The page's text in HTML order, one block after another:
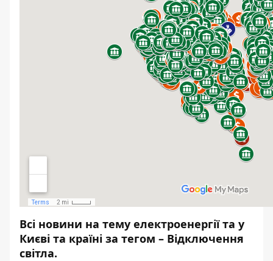
Всі новини на тему електроенергії та у
Києві та країні за тегом – Відключення
світла.